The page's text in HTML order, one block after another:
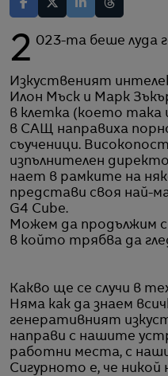
2023-та беше луда
Изкуственият
Илон Мъск и Марк
в клетка (което така
в САЩ направиха
съученици.
изпълнителен
нает в рамките на
представи своя най-
G4 Cube.
Можем да продължим
в който трябва да
Какво ще се случи в
Няма как да знаем
генеративният
направи с нашите
работни места, с
Сигурното е, че никой